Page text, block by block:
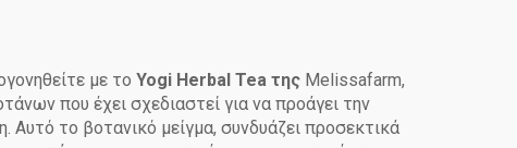
με το Yogi Herbal Tea της Melissafarm,
που έχει σχεδιαστεί για να προάγει την
Αυτό το βοτανικό μείγμα, συνδυάζει προσεκτικά